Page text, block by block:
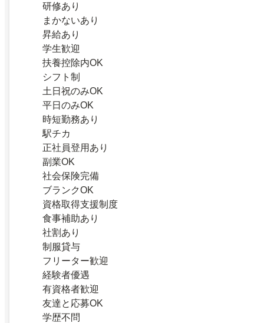
研修あり
まかないあり
昇給あり
学生歓迎
扶養控除内OK
シフト制
土日祝のみOK
平日のみOK
時短勤務あり
駅チカ
正社員登用あり
副業OK
社会保険完備
ブランクOK
資格取得支援制度
食事補助あり
社割あり
制服貸与
フリーター歓迎
経験者優遇
有資格者歓迎
友達と応募OK
学歴不問